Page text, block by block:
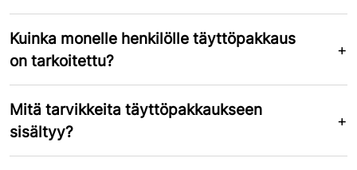
Kuinka monelle henkilölle täyttöpakkaus
on tarkoitettu?
Mitä tarvikkeita täyttöpakkaukseen
sisältyy?